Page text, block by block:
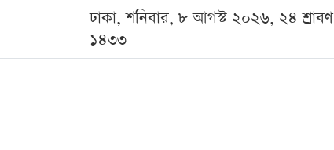
ঢাকা, শনিবার, ৮ আগস্ট ২০২৬, ২৪ শ্রাবণ
১৪৩৩